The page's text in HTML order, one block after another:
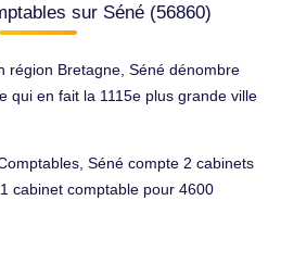
sur Séné (56860)
région Bretagne, Séné dénombre
qui en fait la 1115e plus grande ville
Séné compte 2 cabinets
cabinet comptable pour 4600